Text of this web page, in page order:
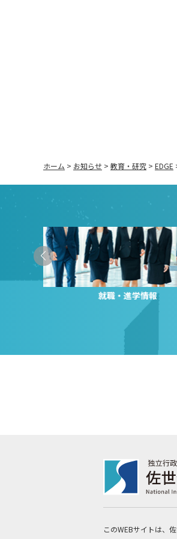
ホーム > お知らせ > 教育・研究 > EDGE
就職・進学情報
このWEBサイトは、